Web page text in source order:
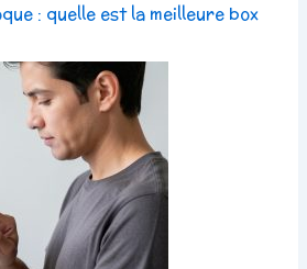
: quelle est la meilleure box